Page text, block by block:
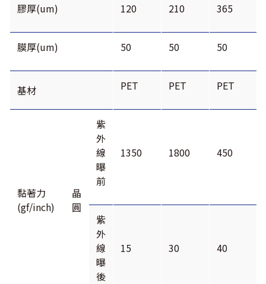
膠厚(um) 120 210 365
膜厚(um) 50 50 50
基材 PET PET PET
黏著力
(gf/inch)
晶
圓
紫
外
線
曝
前
1350 1800 450
紫
外
線
曝
後
15 30 40